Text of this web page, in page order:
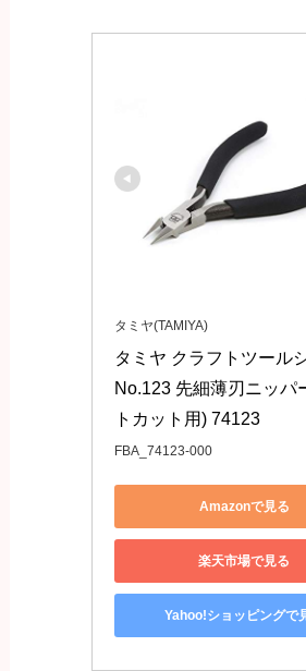
タミヤ(TAMIYA)
タミヤ クラフトツール
No.123 先細薄刃ニッパ
トカット用) 74123
FBA_74123-000
Amazonで見る
楽天市場で見る
Yahoo!ショッピングで